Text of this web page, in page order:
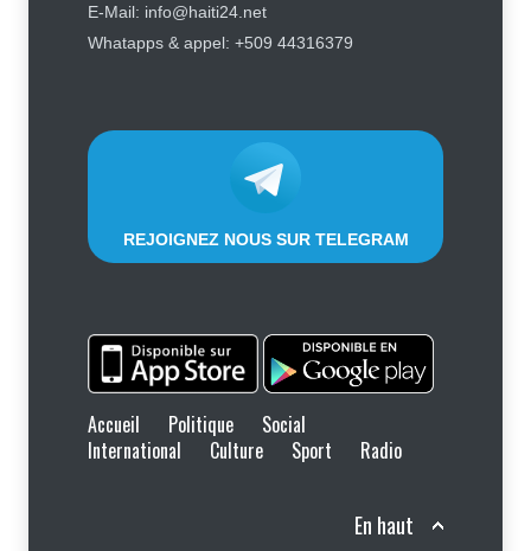
Élections : Alix Didier Fils-Aimé
montre l’exemple en s’inscrivant
E-Mail: info@haiti24.net
Whatapps & appel: +509 44316379
REJOIGNEZ NOUS SUR TELEGRAM
Accueil Politique
Social
International
Culture Sport Radio
En haut